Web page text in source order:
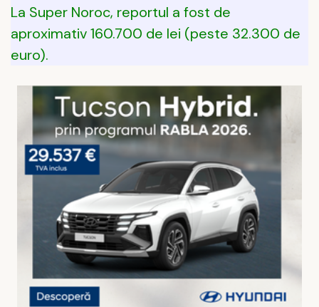
La Super Noroc, reportul a fost de
aproximativ 160.700 de lei (peste 32.300 de
euro).